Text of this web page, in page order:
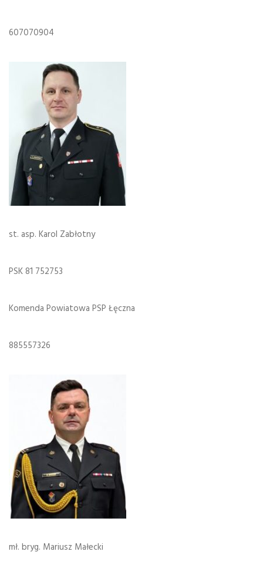
607070904
st. asp. Karol Zabłotny
PSK 81 752753
Komenda Powiatowa PSP Łęczna
885557326
mł. bryg. Mariusz Małecki